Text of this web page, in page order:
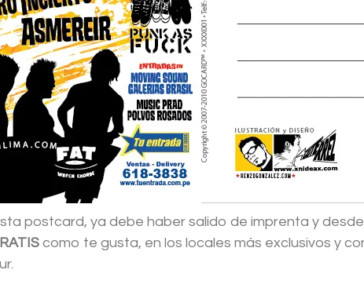
postcard, ya debe haber salido de imprenta y
como te gusta, en los locales más exclusivos y